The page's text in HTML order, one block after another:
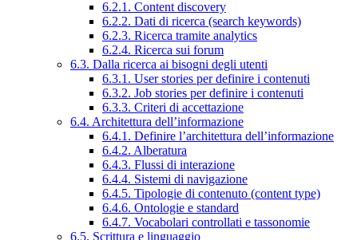
6.2.1. Content discovery
6.2.2. Dati di ricerca (search keywords)
6.2.3. Ricerca tramite analytics
6.2.4. Ricerca sui forum
6.3. Dalla ricerca ai bisogni degli utenti
6.3.1. User stories per definire i contenuti
6.3.2. Job stories per definire i contenuti
6.3.3. Criteri di accettazione
6.4. Architettura dell’informazione
6.4.1. Definire l’architettura dell’informazione
6.4.2. Alberatura
6.4.3. Flussi di interazione
6.4.4. Sistemi di navigazione
6.4.5. Tipologie di contenuto (content type)
6.4.6. Ontologie e standard
6.4.7. Vocabolari controllati e tassonomie
6.5. Scrittura e linguaggio